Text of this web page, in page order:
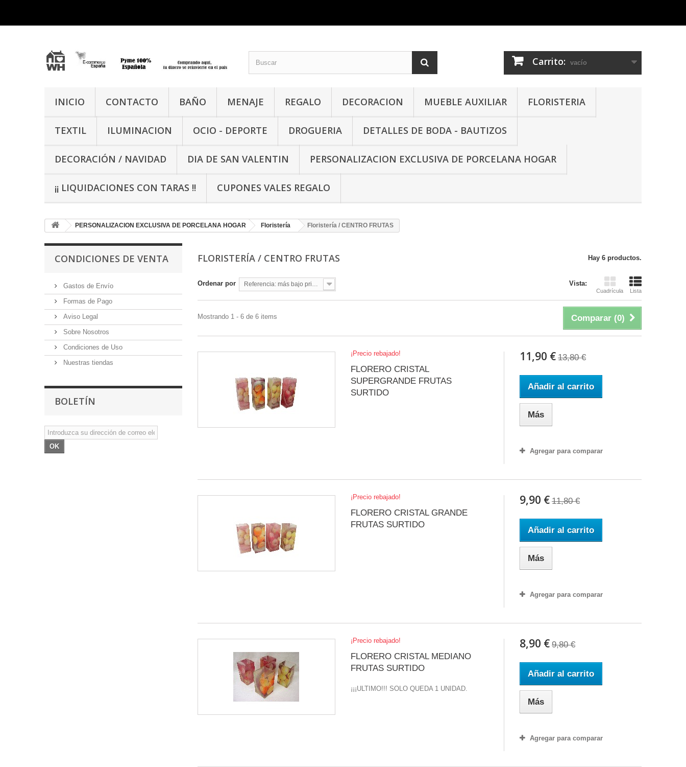
Carrito: vacío
INICIO CONTACTO BAÑO MENAJE REGALO DECORACION MUEBLE AUXILIAR FLORISTERIA
TEXTIL ILUMINACION OCIO - DEPORTE DROGUERIA DETALLES DE BODA - BAUTIZOS
DECORACIÓN / NAVIDAD DIA DE SAN VALENTIN PERSONALIZACION EXCLUSIVA DE PORCELANA HOGAR
¡¡ LIQUIDACIONES CON TARAS !! CUPONES VALES REGALO
PERSONALIZACION EXCLUSIVA DE PORCELANA HOGAR Floristería Floristería / CENTRO FRUTAS
CONDICIONES DE VENTA
Gastos de Envío
Formas de Pago
Aviso Legal
Sobre Nosotros
Condiciones de Uso
Nuestras tiendas
BOLETÍN
OK
FLORISTERÍA / CENTRO FRUTAS Hay 6 productos.
Vista:
Cuadrícula Lista
Ordenar por Referencia: más bajo primero
Comparar (0)
Mostrando 1 - 6 de 6 items
¡Precio rebajado!
FLORERO CRISTAL
SUPERGRANDE FRUTAS
SURTIDO
11,90 € 13,80 €
Añadir al carrito
Más
Agregar para comparar
¡Precio rebajado!
FLORERO CRISTAL GRANDE
FRUTAS SURTIDO
9,90 € 11,80 €
Añadir al carrito
Más
Agregar para comparar
¡Precio rebajado!
FLORERO CRISTAL MEDIANO
FRUTAS SURTIDO
¡¡¡ULTIMO!!! SOLO QUEDA 1 UNIDAD.
8,90 € 9,80 €
Añadir al carrito
Más
Agregar para comparar